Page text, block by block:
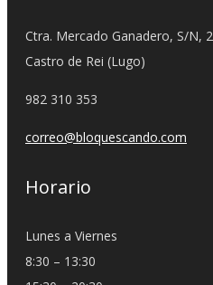
Ctra. Mercado Ganadero, S/N,
Castro de Rei (Lugo)
982 310 353
correo@bloquescando.com
Horario
Lunes a Viernes
8:30 – 13:30